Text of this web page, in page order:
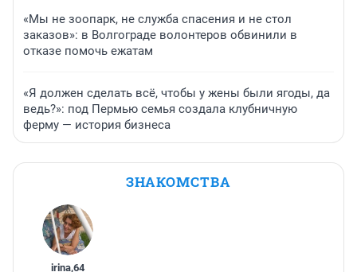
«Мы не зоопарк, не служба спасения и не стол
заказов»: в Волгограде волонтеров обвинили в
отказе помочь ежатам
«Я должен сделать всё, чтобы у жены были ягоды, да
ведь?»: под Пермью семья создала клубничную
ферму — история бизнеса
ЗНАКОМСТВА
irina,64